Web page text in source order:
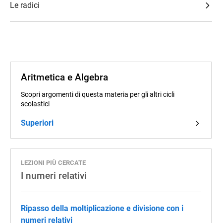
Le radici
Aritmetica e Algebra
Scopri argomenti di questa materia per gli altri cicli
scolastici
Superiori
LEZIONI PIÙ CERCATE
I numeri relativi
Ripasso della moltiplicazione e divisione con i
numeri relativi